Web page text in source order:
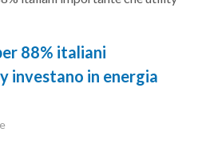
88% italiani
investano in energia